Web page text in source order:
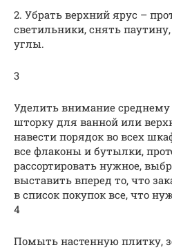
2. Убрать верхний ярус –
светильники, снять
углы.
3
Уделить внимание
шторку для ванной или
навести порядок во всех
все флаконы и бутылки,
рассортировать нужное,
выставить вперед то, что
в список покупок все, что
4
Помыть настенную плитку,